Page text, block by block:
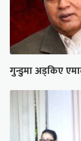
गुन्डुमा अड्किए